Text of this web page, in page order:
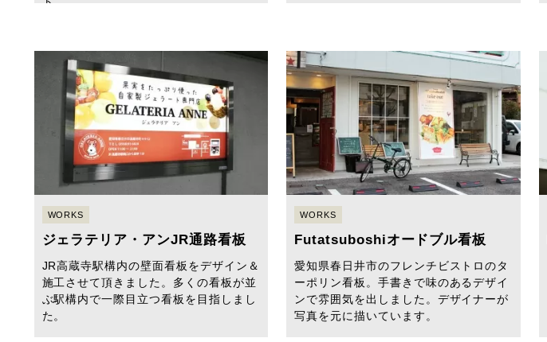
WORKS
ジェラテリア・アンJR通路看板
JR高蔵寺駅構内の壁面看板をデザイン＆
施工させて頂きました。多くの看板が並
ぶ駅構内で一際目立つ看板を目指しまし
た。
WORKS
Futatsuboshiオードブル看板
愛知県春日井市のフレンチビストロのタ
ーポリン看板。手書きで味のあるデザイ
ンで雰囲気を出しました。デザイナーが
写真を元に描いています。